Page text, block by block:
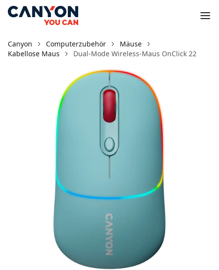
Canyon Computerzubehör
Mäuse
Kabellose Maus
Dual-Mode Wireless-Maus OnClick 22